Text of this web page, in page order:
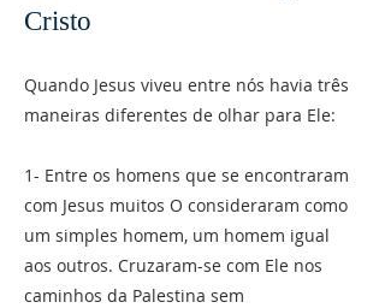
Cristo
Quando Jesus viveu entre nós havia três
maneiras diferentes de olhar para Ele:
1- Entre os homens que se encontraram
com Jesus muitos O consideraram como
um simples homem, um homem igual
aos outros. Cruzaram-se com Ele nos
caminhos da Palestina sem